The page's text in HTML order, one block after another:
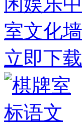
立即下载